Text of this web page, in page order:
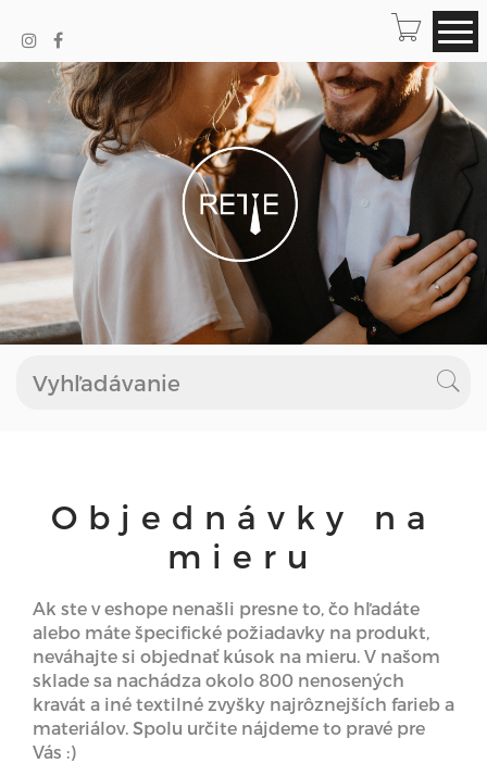
Objednávky na
mieru
Ak ste v eshope nenašli presne to, čo hľadáte
alebo máte špecifické požiadavky na produkt,
neváhajte si objednať kúsok na mieru. V našom
sklade sa nachádza okolo 800 nenosených
kravát a iné textilné zvyšky najrôznejších farieb a
materiálov. Spolu určite nájdeme to pravé pre
Vás :)